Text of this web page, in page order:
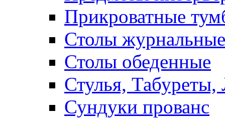
Прикроватные
Столы журнальные
Столы обеденные
Стулья, Табуреты,
Сундуки прованс